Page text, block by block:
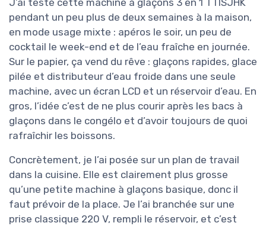
J’ai testé cette machine à glaçons 3 en 1 TTISJHK
pendant un peu plus de deux semaines à la maison,
en mode usage mixte : apéros le soir, un peu de
cocktail le week-end et de l’eau fraîche en journée.
Sur le papier, ça vend du rêve : glaçons rapides, glace
pilée et distributeur d’eau froide dans une seule
machine, avec un écran LCD et un réservoir d’eau. En
gros, l’idée c’est de ne plus courir après les bacs à
glaçons dans le congélo et d’avoir toujours de quoi
rafraîchir les boissons.
Concrètement, je l’ai posée sur un plan de travail
dans la cuisine. Elle est clairement plus grosse
qu’une petite machine à glaçons basique, donc il
faut prévoir de la place. Je l’ai branchée sur une
prise classique 220 V, rempli le réservoir, et c’est